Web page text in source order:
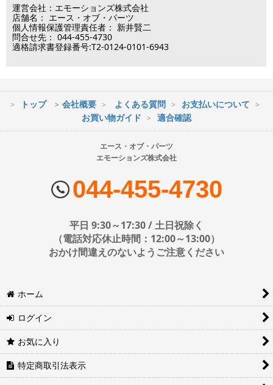
※最短到着をご希望の場合、時間指定不可の地域があります。
※配送業者の状況により荷物に遅延が生じる場合もございますので
ヤマト運輸・佐川急便・日本郵便・西濃運輸を使用しております。
配送会社はお選びいただけません。
時間指定は下記の通りです。
日時指定は4日後以降の指定となります。それ以前の日時指定をご希
望の場合は備考欄に記入をお願いします。
■地域ごとの最短配達日時について
い。
ヤマト運輸サービスレベル一覧表(PDF)
西濃運輸サービスレベル一覧表(PDF)
営業時間：09:30～17:30
（電話対応休止時間：12:00～13:00）
土日祝日は出荷業務のみ行います。
土日祝日は電話・メールのお問い合わせ返信は
運営会社：エモーションズ株式会社
店舗名： エース・オブ・パーツ
個人情報保護管理責任者： 新井賢二
問合せ先： 044-455-4730
適格請求書登録番号:T2-0124-0101-6943
トップ 会社概要 よくある質問
お支払いについて
お買い物ガイド
適合確認
エース・オブ・パーツ
エモーションズ株式会社
044-455-4730
平日 9:30～17:30 / 土日祝除く
（電話対応休止時間：12:00～13:00）
おかけ間違えのないようご注意ください
ホーム
ログイン
お気に入り
特定商取引法表示